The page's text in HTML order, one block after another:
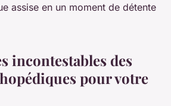
assise en un moment de détente
incontestables des
pour votre